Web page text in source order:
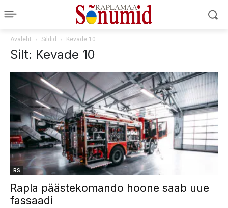
Avaleht Sildid Kevade 10
Silt: Kevade 10
RS
Rapla päästekomando hoone saab uue
fassaadi